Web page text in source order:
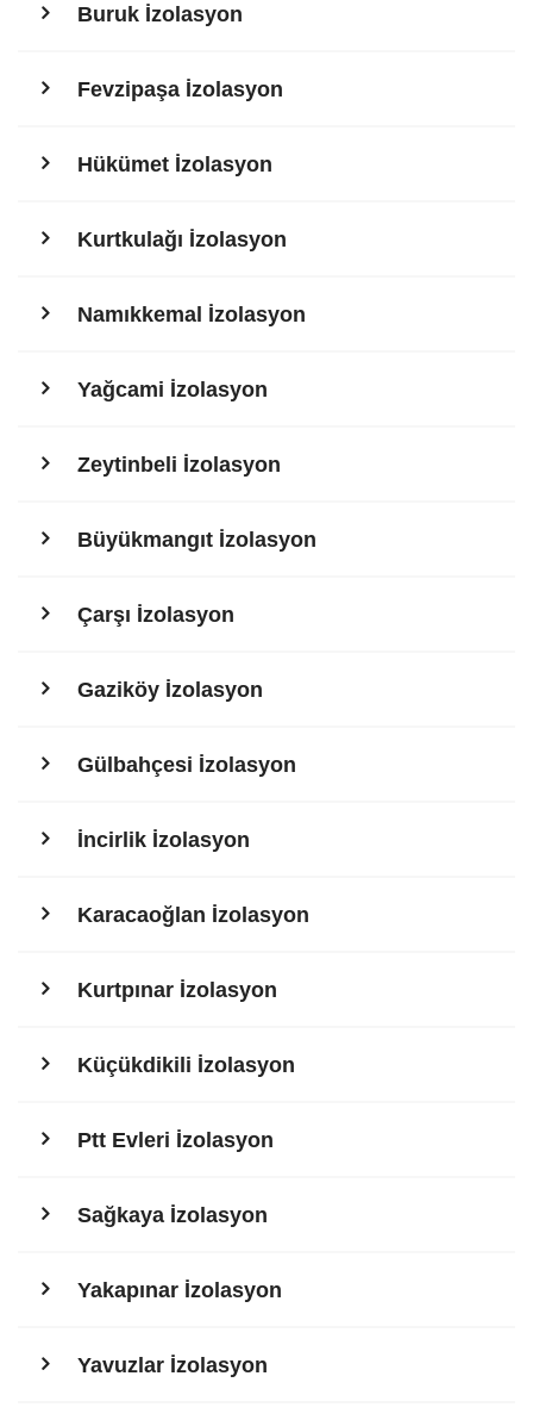
Buruk İzolasyon
Fevzipaşa İzolasyon
Hükümet İzolasyon
Kurtkulağı İzolasyon
Namıkkemal İzolasyon
Yağcami İzolasyon
Zeytinbeli İzolasyon
Büyükmangıt İzolasyon
Çarşı İzolasyon
Gaziköy İzolasyon
Gülbahçesi İzolasyon
İncirlik İzolasyon
Karacaoğlan İzolasyon
Kurtpınar İzolasyon
Küçükdikili İzolasyon
Ptt Evleri İzolasyon
Sağkaya İzolasyon
Yakapınar İzolasyon
Yavuzlar İzolasyon